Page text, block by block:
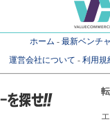
ホーム - 最新ベンチ
運営会社について - 利用規